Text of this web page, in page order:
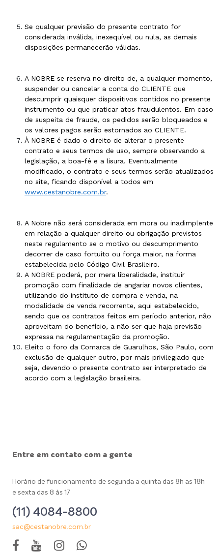
Se qualquer previsão do presente contrato for
considerada inválida, inexequível ou nula, as demais
disposições permanecerão válidas.
A NOBRE se reserva no direito de, a qualquer momento,
suspender ou cancelar a conta do CLIENTE que
descumprir quaisquer dispositivos contidos no presente
instrumento ou que praticar atos fraudulentos. Em caso
de suspeita de fraude, os pedidos serão bloqueados e
os valores pagos serão estornados ao CLIENTE.
À NOBRE é dado o direito de alterar o presente
contrato e seus termos de uso, sempre observando a
legislação, a boa-fé e a lisura. Eventualmente
modificado, o contrato e seus termos serão atualizados
no site, ficando disponível a todos em
www.cestanobre.com.br.
A Nobre não será considerada em mora ou inadimplente
em relação a qualquer direito ou obrigação previstos
neste regulamento se o motivo ou descumprimento
decorrer de caso fortuito ou força maior, na forma
estabelecida pelo Código Civil Brasileiro.
A NOBRE poderá, por mera liberalidade, instituir
promoção com finalidade de angariar novos clientes,
utilizando do instituto de compra e venda, na
modalidade de venda recorrente, aqui estabelecido,
sendo que os contratos feitos em período anterior, não
aproveitam do benefício, a não ser que haja previsão
expressa na regulamentação da promoção.
Eleito o foro da Comarca de Guarulhos, São Paulo, com
exclusão de qualquer outro, por mais privilegiado que
seja, devendo o presente contrato ser interpretado de
acordo com a legislação brasileira.
Entre em contato com a gente
Horário de funcionamento de segunda a quinta das 8h as 18h
e sexta das 8 às 17
(11) 4084-8800
sac@cestanobre.com.br